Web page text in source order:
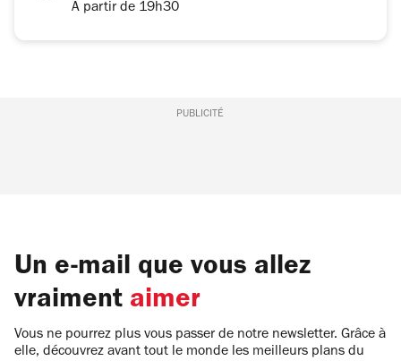
A partir de 19h30
PUBLICITÉ
Un e-mail que vous allez
vraiment aimer
Vous ne pourrez plus vous passer de notre newsletter. Grâce à
elle, découvrez avant tout le monde les meilleurs plans du